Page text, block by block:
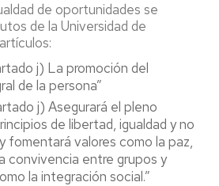
de oportunidades se
de la Universidad de
j) La promoción del
de la persona”
j) Asegurará el pleno
de libertad, igualdad y no
fomentará valores como la paz,
convivencia entre grupos y
la integración social.”